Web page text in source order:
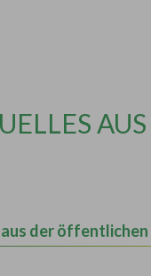
der öffentlichen